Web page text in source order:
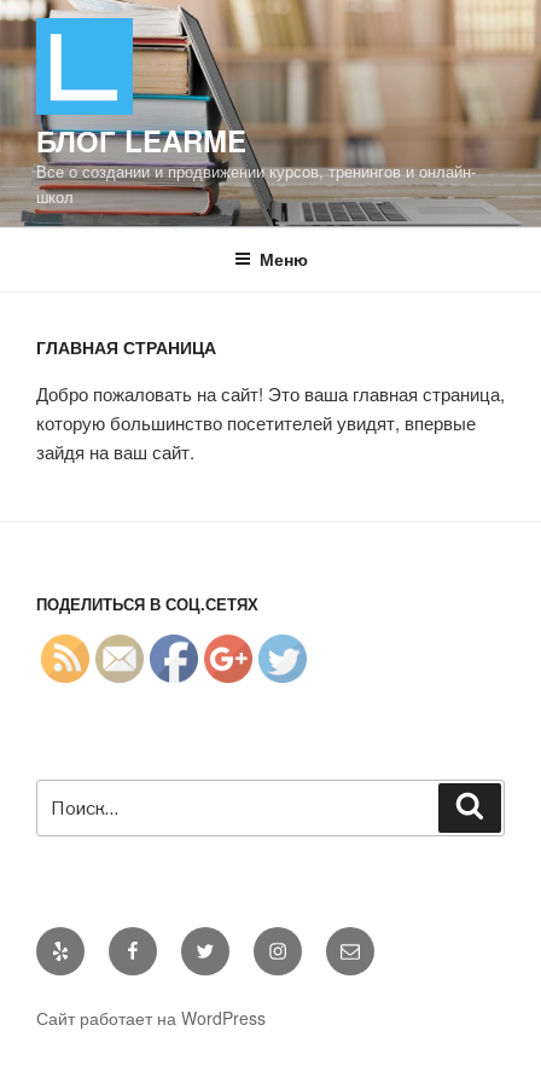
Перейти
содержимому
БЛОГ LEARME
Все о создании и продвижении курсов, тренингов и онлайн-
школ
Меню
ГЛАВНАЯ СТРАНИЦА
Добро пожаловать на сайт! Это ваша главная страница,
которую большинство посетителей увидят, впервые
зайдя на ваш сайт.
ПОДЕЛИТЬСЯ В СОЦ.СЕТЯХ
https://blog.
learme.ru/
%D0%B3%
0%B0%D0
0%D1%8F-
%D1%81%
D1%82%D
1%80%D0
>
Yelp FacebookTwitter InstagramE-
mail
Сайт работает на WordPress